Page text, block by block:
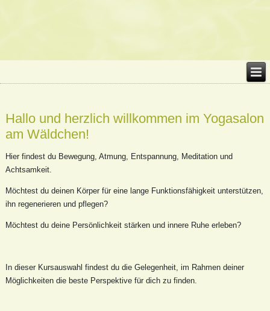
Hallo und herzlich willkommen im Yogasalon
am Wäldchen!
Hier findest du Bewegung, Atmung, Entspannung, Meditation und
Achtsamkeit.
Möchtest du deinen Körper für eine lange Funktionsfähigkeit unterstützen,
ihn regenerieren und pflegen?
Möchtest du deine Persönlichkeit stärken und innere Ruhe erleben?
In dieser Kursauswahl findest du die Gelegenheit, im Rahmen deiner
Möglichkeiten die beste Perspektive für dich zu finden.